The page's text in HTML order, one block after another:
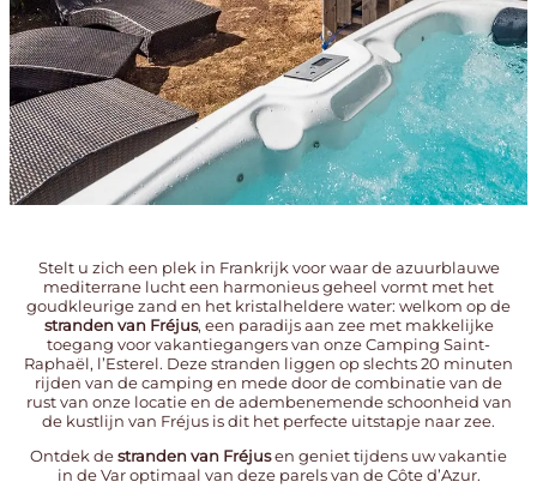
Stelt u zich een plek in Frankrijk voor waar de azuurblauwe
mediterrane lucht een harmonieus geheel vormt met het
goudkleurige zand en het kristalheldere water: welkom op de
stranden van Fréjus, een paradijs aan zee met makkelijke
toegang voor vakantiegangers van onzeCamping Saint-
Raphaël, l’Esterel. Deze stranden liggen op slechts 20 minuten
rijden van de camping en mede door de combinatie van de
rust van onze locatie en de adembenemende schoonheid van
de kustlijn van Fréjus is dit het perfecte uitstapje naar zee.
Ontdek destranden van Fréjusen geniet tijdens uw vakantie
in de Var optimaal van deze parels van de Côte d’Azur.